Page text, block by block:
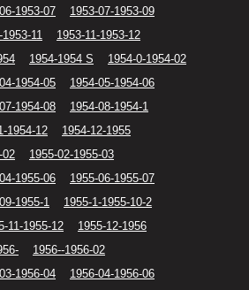
1953-07
1953-07-1953-09
1953-11
1953-11-1953-12
1954-1954 S
1954-0-1954-02
1954-05
1954-05-1954-06
1954-08
1954-08-1954-1
1954-12
1954-12-1955
02
1955-02-1955-03
1955-06
1955-06-1955-07
1955-1
1955-1-1955-10-2
11-1955-12
1955-12-1956
1956--1956-02
1956-04
1956-04-1956-06